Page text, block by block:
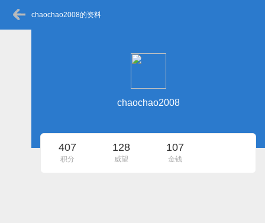
chaochao2008的资料
chaochao2008
407
积分
128
威望
107
金钱